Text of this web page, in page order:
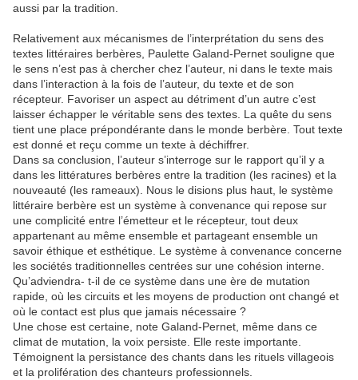
aussi par la tradition.
Relativement aux mécanismes de l’interprétation du sens des
textes littéraires berbères, Paulette Galand-Pernet souligne que
le sens n’est pas à chercher chez l’auteur, ni dans le texte mais
dans l’interaction à la fois de l’auteur, du texte et de son
récepteur. Favoriser un aspect au détriment d’un autre c’est
laisser échapper le véritable sens des textes. La quête du sens
tient une place prépondérante dans le monde berbère. Tout texte
est donné et reçu comme un texte à déchiffrer.
Dans sa conclusion, l’auteur s’interroge sur le rapport qu’il y a
dans les littératures berbères entre la tradition (les racines) et la
nouveauté (les rameaux). Nous le disions plus haut, le système
littéraire berbère est un système à convenance qui repose sur
une complicité entre l’émetteur et le récepteur, tout deux
appartenant au même ensemble et partageant ensemble un
savoir éthique et esthétique. Le système à convenance concerne
les sociétés traditionnelles centrées sur une cohésion interne.
Qu’adviendra- t-il de ce système dans une ère de mutation
rapide, où les circuits et les moyens de production ont changé et
où le contact est plus que jamais nécessaire ?
Une chose est certaine, note Galand-Pernet, même dans ce
climat de mutation, la voix persiste. Elle reste importante.
Témoignent la persistance des chants dans les rituels villageois
et la prolifération des chanteurs professionnels.